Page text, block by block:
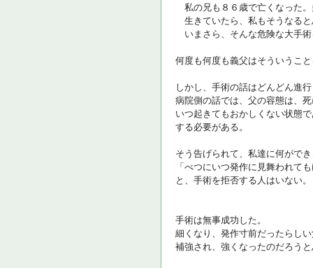
私の兄も８６歳で亡くなった
生きていたら、私もそうなる
いまさら、そんな危険な大手
何度も何度も義父はそういうこ
しかし、手術の話はどんどん進
病院側の話では、父の容態は、
いつ起きてもおかしくない状態
する必要がある。
そう告げられて、私達に何がで
「べつにいつ発作に見舞われて
と、手術を拒否する人はいない。
手術は無事成功した。
細くなり、発作寸前だったらし
補強され、強くなったのだろう